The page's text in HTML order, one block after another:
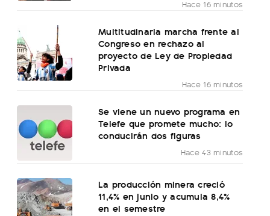
Hace 16 minutos
Multitudinaria marcha frente al
Congreso en rechazo al
proyecto de Ley de Propiedad
Privada
Hace 16 minutos
Se viene un nuevo programa en
Telefe que promete mucho: lo
conducirán dos figuras
Hace 43 minutos
La producción minera creció
11,4% en junio y acumula 8,4%
en el semestre